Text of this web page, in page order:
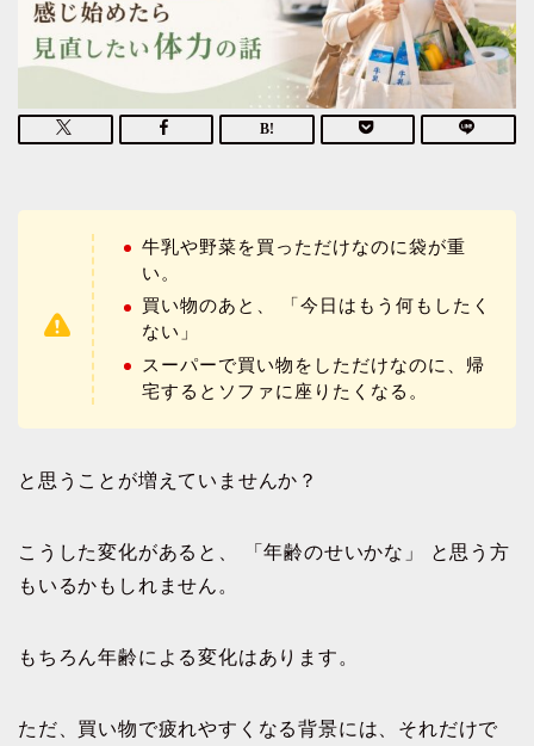
牛乳や野菜を買っただけなのに袋が重
い。
買い物のあと、 「今日はもう何もしたく
ない」
スーパーで買い物をしただけなのに、帰
宅するとソファに座りたくなる。
と思うことが増えていませんか？
こうした変化があると、 「年齢のせいかな」 と思う方
もいるかもしれません。
もちろん年齢による変化はあります。
ただ、買い物で疲れやすくなる背景には、それだけで